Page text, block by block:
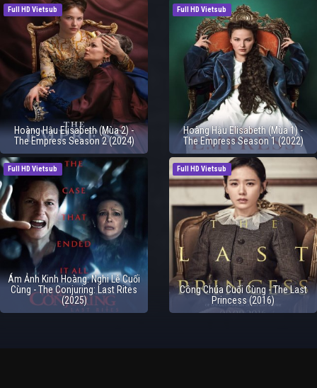
Full HD Vietsub
Hoàng Hậu Elisabeth (Mùa 2) -
The Empress Season 2 (2024)
Full HD Vietsub
Hoàng Hậu Elisabeth (Mùa 1) -
The Empress Season 1 (2022)
Full HD Vietsub
Ám Ảnh Kinh Hoàng: Nghi Lễ Cuối
Cùng - The Conjuring: Last Rites
(2025)
Full HD Vietsub
Công Chúa Cuối Cùng - The Last
Princess (2016)